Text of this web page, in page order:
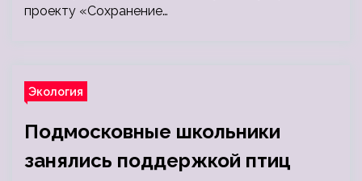
проекту «Сохранение…
Экология
Подмосковные школьники
занялись поддержкой птиц